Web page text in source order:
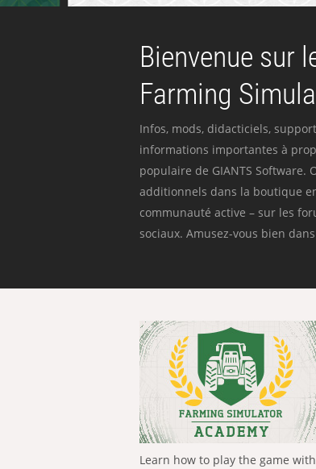
Bienvenue sur
Farming
Infos, mods, didacticiels,
informations importantes à
populaire de GIANTS Software.
additionnels dans la boutique
communauté active – sur les
sociaux. Amusez-vous bien
Learn how to play the game with